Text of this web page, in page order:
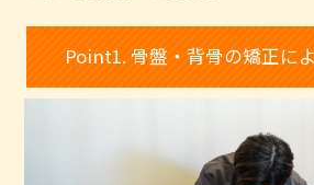
Point1. 骨盤・背骨の矯正に